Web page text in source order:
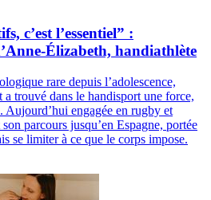
c’est l’essentiel” :
Élizabeth, handiathlète
rare depuis l’adolescence,
trouvé dans le handisport une force,
engagée en rugby et
parcours jusqu’en Espagne, portée
se limiter à ce que le corps impose.